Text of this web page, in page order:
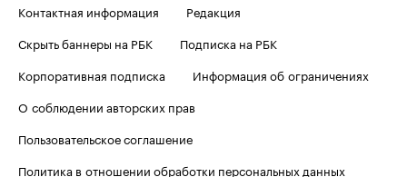
Контактная информация
Редакция
Скрыть баннеры на РБК
Подписка на РБК
Корпоративная подписка
Информация об ограничениях
О соблюдении авторских прав
Пользовательское соглашение
Политика в отношении обработки персональных данных